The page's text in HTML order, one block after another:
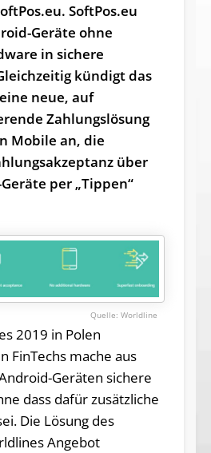
SoftPos.eu
Geräte ohne
in sichere
kündigt das
neue, auf
Zahlungslösung
Mobile an, die
über
per „Tippen“
Worldline
2019 in Polen
FinTechs mache aus
Geräten sichere
dass dafür zusätzliche
Die Lösung des
Angebot